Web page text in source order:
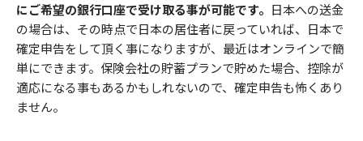
にご希望の銀行口座で受け取る事が可能です。 日本への送金
の場合は、その時点で日本の居住者に戻っていれば、日本で
確定申告をして頂く事になりますが、最近はオンラインで簡
単にできます。保険会社の貯蓄プランで貯めた場合、控除が
適応になる事もあるかもしれないので、確定申告も怖くあり
ません。